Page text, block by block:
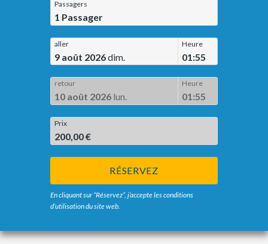
Passagers
1 Passager
aller
9 août 2026dim.
Heure
01:55
retour
10 août 2026 lun.
Heure
01:55
Prix
200,00 €
RÉSERVEZ
En cliquant sur “Réservez”, j’accepte les conditions
d’utilisation du site web.